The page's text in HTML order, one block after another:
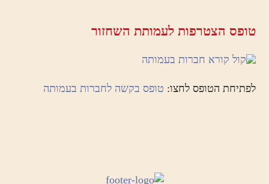
טופס הצטרפות לעמותת השחזור
לפתיחת הטופס לחצו: טופס בקשה לחברות בעמותה